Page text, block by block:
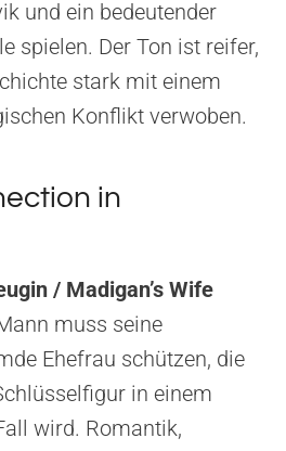
und ein bedeutender
spielen. Der Ton ist reifer,
stark mit einem
Konflikt verwoben.
in
/ Madigan’s Wife
muss seine
Ehefrau schützen, die
in einem
wird. Romantik,